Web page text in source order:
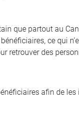
que partout au
ce qui
retrouver des
afin de les